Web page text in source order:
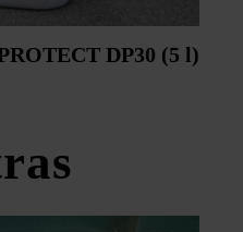
DP30 (5 l)